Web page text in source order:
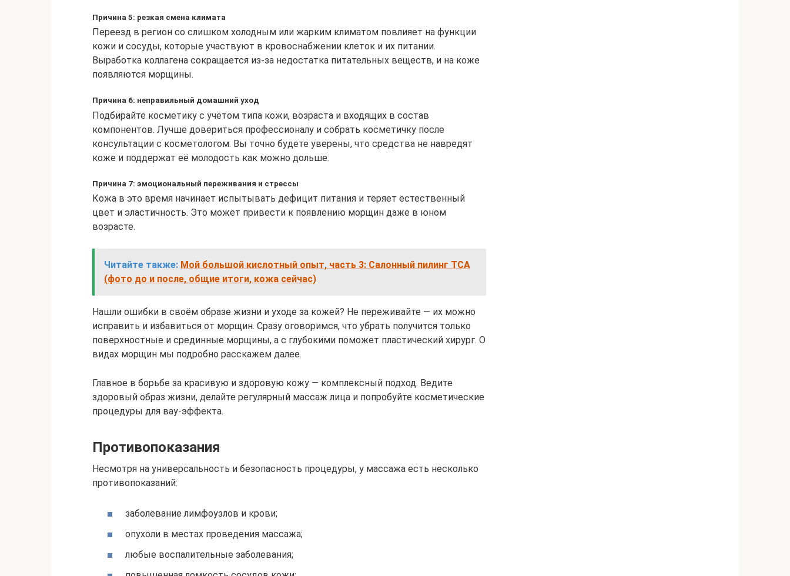
Причина 5: резкая смена климата
Переезд в регион со слишком холодным или жарким климатом повлияет на функции
кожи и сосуды, которые участвуют в кровоснабжении клеток и их питании.
Выработка коллагена сокращается из-за недостатка питательных веществ, и на коже
появляются морщины.
Причина 6: неправильный домашний уход
Подбирайте косметику с учётом типа кожи, возраста и входящих в состав
компонентов. Лучше довериться профессионалу и собрать косметичку после
консультации с косметологом. Вы точно будете уверены, что средства не навредят
коже и поддержат её молодость как можно дольше.
Причина 7: эмоциональный переживания и стрессы
Кожа в это время начинает испытывать дефицит питания и теряет естественный
цвет и эластичность. Это может привести к появлению морщин даже в юном
возрасте.
Читайте также: Мой большой кислотный опыт, часть 3: Салонный пилинг ТСА
(фото до и после, общие итоги, кожа сейчас)
Нашли ошибки в своём образе жизни и уходе за кожей? Не переживайте — их можно
исправить и избавиться от морщин. Сразу оговоримся, что убрать получится только
поверхностные и срединные морщины, а с глубокими поможет пластический хирург. О
видах морщин мы подробно расскажем далее.
Главное в борьбе за красивую и здоровую кожу — комплексный подход. Ведите
здоровый образ жизни, делайте регулярный массаж лица и попробуйте косметические
процедуры для вау-эффекта.
Противопоказания
Несмотря на универсальность и безопасность процедуры, у массажа есть несколько
противопоказаний:
заболевание лимфоузлов и крови;
опухоли в местах проведения массажа;
любые воспалительные заболевания;